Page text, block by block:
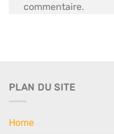
commentaire.
PLAN DU SITE
Home